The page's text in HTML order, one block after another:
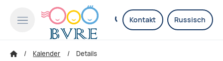
Kontakt Russisch
Kalender Details